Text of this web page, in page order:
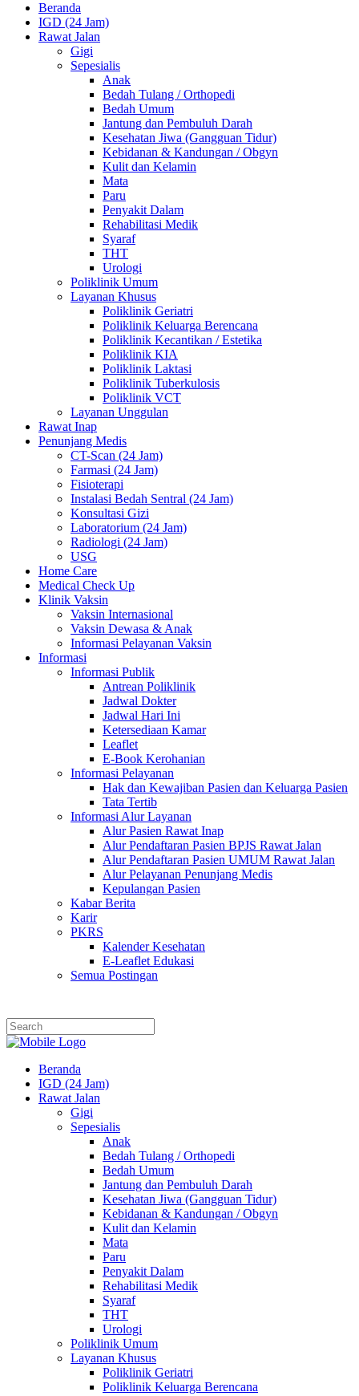
Beranda
IGD (24 Jam)
Rawat Jalan
Gigi
Sepesialis
Anak
Bedah Tulang / Orthopedi
Bedah Umum
Jantung dan Pembuluh Darah
Kesehatan Jiwa (Gangguan Tidur)
Kebidanan & Kandungan / Obgyn
Kulit dan Kelamin
Mata
Paru
Penyakit Dalam
Rehabilitasi Medik
Syaraf
THT
Urologi
Poliklinik Umum
Layanan Khusus
Poliklinik Geriatri
Poliklinik Keluarga Berencana
Poliklinik Kecantikan / Estetika
Poliklinik KIA
Poliklinik Laktasi
Poliklinik Tuberkulosis
Poliklinik VCT
Layanan Unggulan
Rawat Inap
Penunjang Medis
CT-Scan (24 Jam)
Farmasi (24 Jam)
Fisioterapi
Instalasi Bedah Sentral (24 Jam)
Konsultasi Gizi
Laboratorium (24 Jam)
Radiologi (24 Jam)
USG
Home Care
Medical Check Up
Klinik Vaksin
Vaksin Internasional
Vaksin Dewasa & Anak
Informasi Pelayanan Vaksin
Informasi
Informasi Publik
Antrean Poliklinik
Jadwal Dokter
Jadwal Hari Ini
Ketersediaan Kamar
Leaflet
E-Book Kerohanian
Informasi Pelayanan
Hak dan Kewajiban Pasien dan Keluarga Pasien
Tata Tertib
Informasi Alur Layanan
Alur Pasien Rawat Inap
Alur Pendaftaran Pasien BPJS Rawat Jalan
Alur Pendaftaran Pasien UMUM Rawat Jalan
Alur Pelayanan Penunjang Medis
Kepulangan Pasien
Kabar Berita
Karir
PKRS
Kalender Kesehatan
E-Leaflet Edukasi
Semua Postingan
Beranda
IGD (24 Jam)
Rawat Jalan
Gigi
Sepesialis
Anak
Bedah Tulang / Orthopedi
Bedah Umum
Jantung dan Pembuluh Darah
Kesehatan Jiwa (Gangguan Tidur)
Kebidanan & Kandungan / Obgyn
Kulit dan Kelamin
Mata
Paru
Penyakit Dalam
Rehabilitasi Medik
Syaraf
THT
Urologi
Poliklinik Umum
Layanan Khusus
Poliklinik Geriatri
Poliklinik Keluarga Berencana